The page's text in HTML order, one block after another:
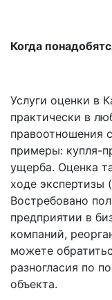
Когда
Услуги оценки в
практически в
правоотношения
примеры: купля-
ущерба. Оценка
ходе экспертизы
Востребовано
предприятии в
компаний,
можете
разногласия по
объекта.